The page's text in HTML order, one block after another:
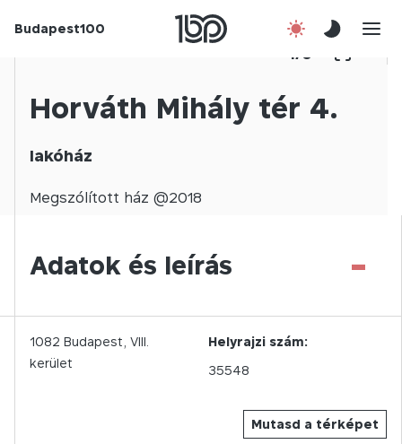
Budapest100
Csatlakozz!
1/ 0
Horváth Mihály tér 4.
lakóház
Megszólított ház @2018
Adatok és leírás -
Mutasd a térképet
1082 Budapest, VIII.
kerület
Helyrajzi szám:
35548